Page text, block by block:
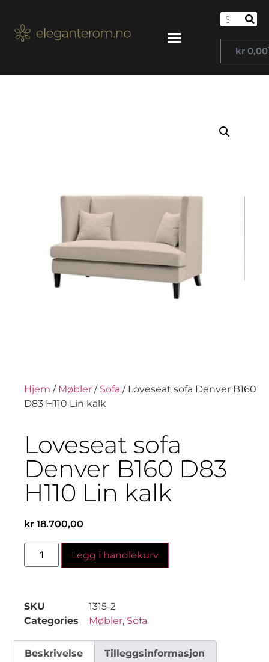
kr0,00
Hjem / Møbler / Sofa / Loveseat sofa Denver B160
D83 H110 Lin kalk
Loveseat sofa
Denver B160 D83
H110 Lin kalk
kr 18.700,00
Legg i handlekurv
SKU
1315-2
Categories
Møbler, Sofa
Beskrivelse Tilleggsinformasjon